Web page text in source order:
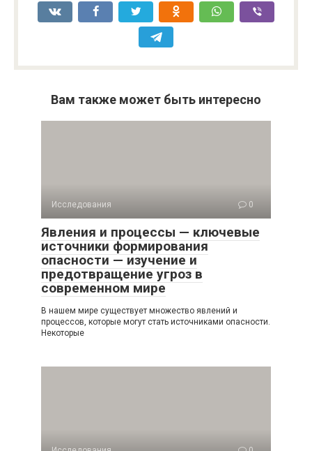
Вам также может быть интересно
Исследования 0
Явления и процессы — ключевые
источники формирования
опасности — изучение и
предотвращение угроз в
современном мире
В нашем мире существует множество явлений и
процессов, которые могут стать источниками опасности.
Некоторые